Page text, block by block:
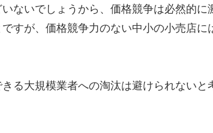
ないでしょうから、価格競争は必然的に
すが、価格競争力のない中小の小売店に
る大規模業者への淘汰は避けられないと